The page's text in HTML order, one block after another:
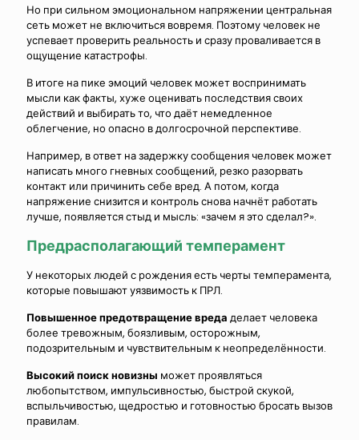
Но при сильном эмоциональном напряжении центральная
сеть может не включиться вовремя. Поэтому человек не
успевает проверить реальность и сразу проваливается в
ощущение катастрофы.
В итоге на пике эмоций человек может воспринимать
мысли как факты, хуже оценивать последствия своих
действий и выбирать то, что даёт немедленное
облегчение, но опасно в долгосрочной перспективе.
Например, в ответ на задержку сообщения человек может
написать много гневных сообщений, резко разорвать
контакт или причинить себе вред. А потом, когда
напряжение снизится и контроль снова начнёт работать
лучше, появляется стыд и мысль: «зачем я это сделал?».
Предрасполагающий темперамент
У некоторых людей с рождения есть черты темперамента,
которые повышают уязвимость к ПРЛ.
Повышенное предотвращение вреда делает человека
более тревожным, боязливым, осторожным,
подозрительным и чувствительным к неопределённости.
Высокий поиск новизны может проявляться
любопытством, импульсивностью, быстрой скукой,
вспыльчивостью, щедростью и готовностью бросать вызов
правилам.